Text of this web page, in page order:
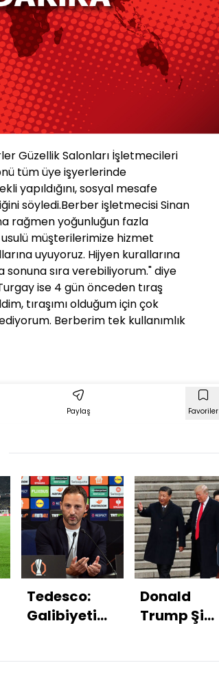
Güzellik Salonları İşletmecileri
tüm üye işyerlerinde
yapıldığını, sosyal mesafe
söyledi.Berber işletmecisi Sinan
rağmen yoğunluğun fazla
müşterilerimize hizmet
uyuyoruz. Hijyen kurallarına
sıra verebiliyorum." diye
ise 4 gün önceden tıraş
tıraşımı olduğum için çok
Berberim tek kullanımlık
Paylaş Favoriler
Tedesco:
Galibiyeti
Donald
Trump Şi